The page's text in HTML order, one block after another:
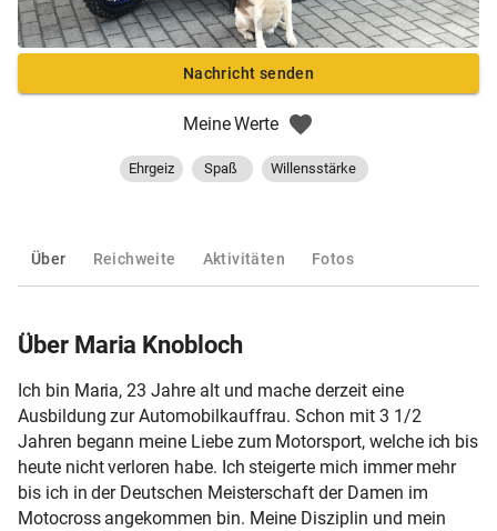
Nachricht senden
Meine Werte
Ehrgeiz Spaß Willensstärke
Über Reichweite Aktivitäten Fotos
Über Maria Knobloch
Ich bin Maria, 23 Jahre alt und mache derzeit eine
Ausbildung zur Automobilkauffrau. Schon mit 3 1/2
Jahren begann meine Liebe zum Motorsport, welche ich bis
heute nicht verloren habe. Ich steigerte mich immer mehr
bis ich in der Deutschen Meisterschaft der Damen im
Motocross angekommen bin. Meine Disziplin und mein